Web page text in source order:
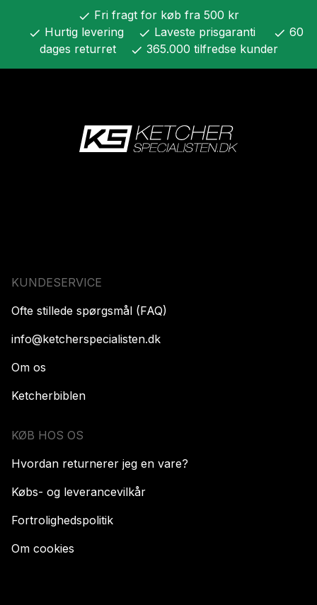
check Fri fragt for køb fra 500 kr
check Hurtig levering check Laveste prisgaranti check 60
dages returret
check 365.000 tilfredse kunder
KUNDESERVICE
Ofte stillede spørgsmål (FAQ)
info@ketcherspecialisten.dk
Om os
Ketcherbiblen
KØB HOS OS
Hvordan returnerer jeg en vare?
Købs- og leverancevilkår
Fortrolighedspolitik
Om cookies